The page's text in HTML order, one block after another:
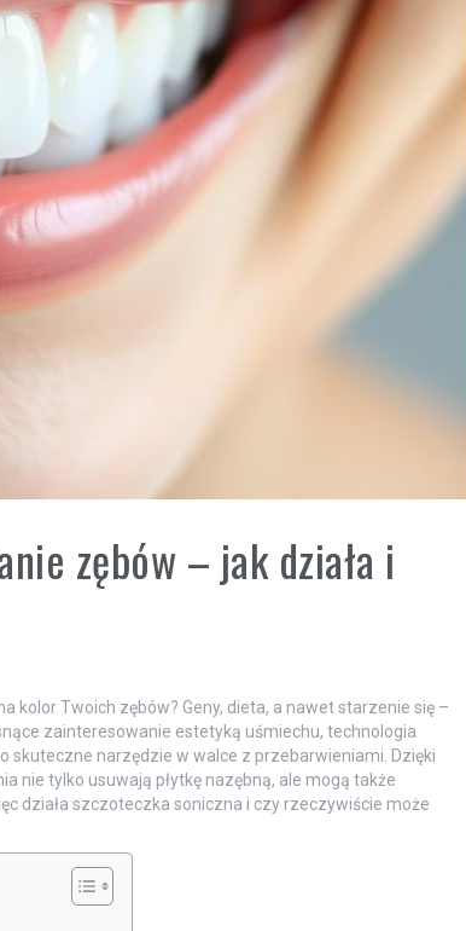
zębów – jak działa i
kolor Twoich zębów? Geny, dieta, a nawet starzenie się –
zainteresowanie estetyką uśmiechu, technologia
narzędzie w walce z przebarwieniami. Dzięki
nie tylko usuwają płytkę nazębną, ale mogą także
działa szczoteczka soniczna i czy rzeczywiście może